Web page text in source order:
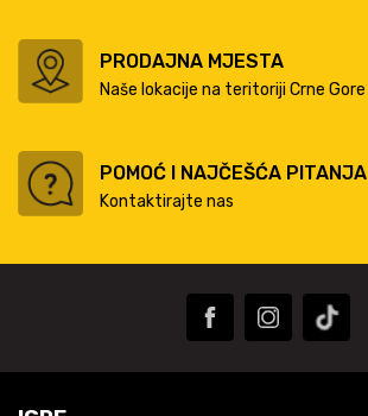
PRODAJNA MJESTA
Naše lokacije na teritoriji Crne Gore
POMOĆ I NAJČEŠĆA PITANJA
Kontaktirajte nas